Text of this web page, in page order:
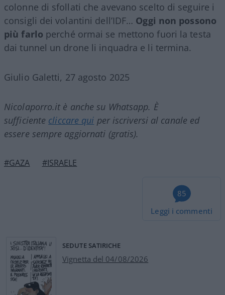
colonne di sfollati che avevano scelto di seguire i
consigli dei volantini dell’IDF… Oggi non possono
più farlo perché ormai se mettono fuori la testa
dai tunnel un drone li inquadra e li termina.
Giulio Galetti, 27 agosto 2025
Nicolaporro.it è anche su Whatsapp. È
sufficiente cliccare qui per iscriversi al canale ed
essere sempre aggiornati (gratis).
#GAZA #ISRAELE
85
Leggi i commenti
SEDUTE SATIRICHE
Vignetta del 04/08/2026